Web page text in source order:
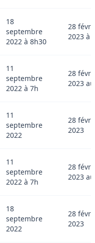
18
septembre
2022 à 8h30
28
2023 à
11
septembre
2022 à 7h
28
2023
11
septembre
2022
28
2023
11
septembre
2022 à 7h
28
2023
18
septembre
2022
28
2023